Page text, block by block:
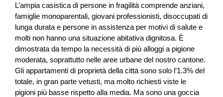
L’ampia casistica di persone in fragilità comprende anziani,
famiglie monoparentali, giovani professionisti, disoccupati di
lunga durata e persone in assistenza per motivi di salute e
molti non hanno una situazione abitativa dignitosa. È
dimostrata da tempo la necessità di più alloggi a pigione
moderata, soprattutto nelle aree urbane del nostro cantone.
Gli appartamenti di proprietà della città sono solo l’1.3% del
totale, in gran parte vetusti, ma molto richiesti viste le
pigioni più basse rispetto alla media. Ma sono una goccia